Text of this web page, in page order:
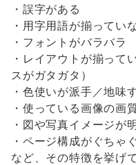
・誤字がある
・用字用語が揃ってい
・フォントがバラバラ
・レイアウトが揃って
スがガタガタ）
・色使いが派手／地味
・使っている画像の画
・図や写真イメージが
・ページ構成がぐちゃ
など、その特徴を挙げ